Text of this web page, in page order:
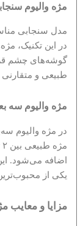
مژه والیوم
مدل سنجابی
در این تکنیک،
گوشه‌های چشم
طبیعی و
مژه والیوم سه
اضافه می‌شود.
یکی از
مزایا و معایب